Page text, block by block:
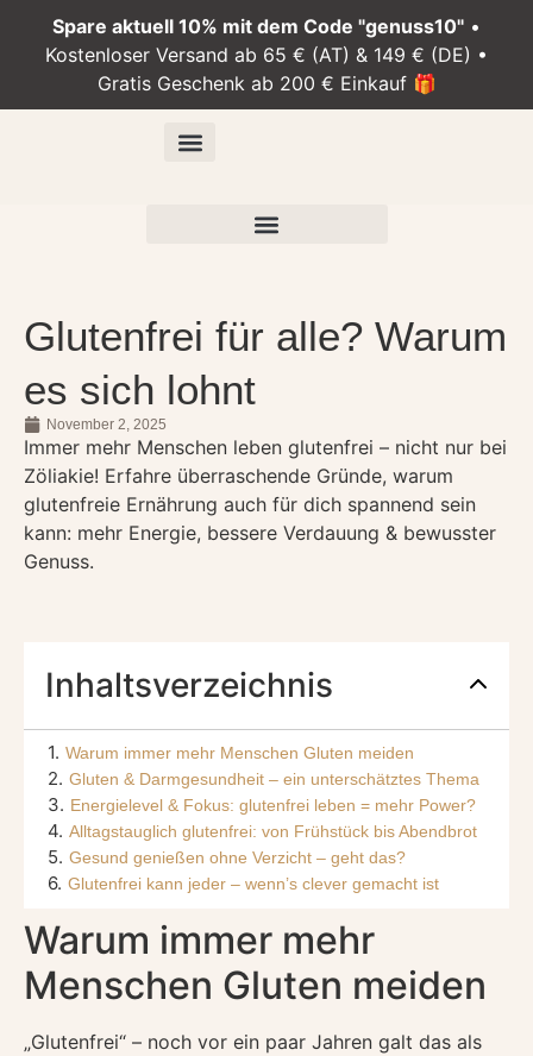
Spare aktuell 10% mit dem Code "genuss10" •
Kostenloser Versand ab 65 € (AT) & 149 € (DE) •
Gratis Geschenk ab 200 € Einkauf 🎁
Glutenfrei für alle? Warum
es sich lohnt
November 2, 2025
Immer mehr Menschen leben glutenfrei – nicht nur bei
Zöliakie! Erfahre überraschende Gründe, warum
glutenfreie Ernährung auch für dich spannend sein
kann: mehr Energie, bessere Verdauung & bewusster
Genuss.
Inhaltsverzeichnis
1. Warum immer mehr Menschen Gluten meiden
2. Gluten & Darmgesundheit – ein unterschätztes Thema
3. Energielevel & Fokus: glutenfrei leben = mehr Power?
4. Alltagstauglich glutenfrei: von Frühstück bis Abendbrot
5. Gesund genießen ohne Verzicht – geht das?
6. Glutenfrei kann jeder – wenn’s clever gemacht ist
Warum immer mehr
Menschen Gluten meiden
„Glutenfrei“ – noch vor ein paar Jahren galt das als